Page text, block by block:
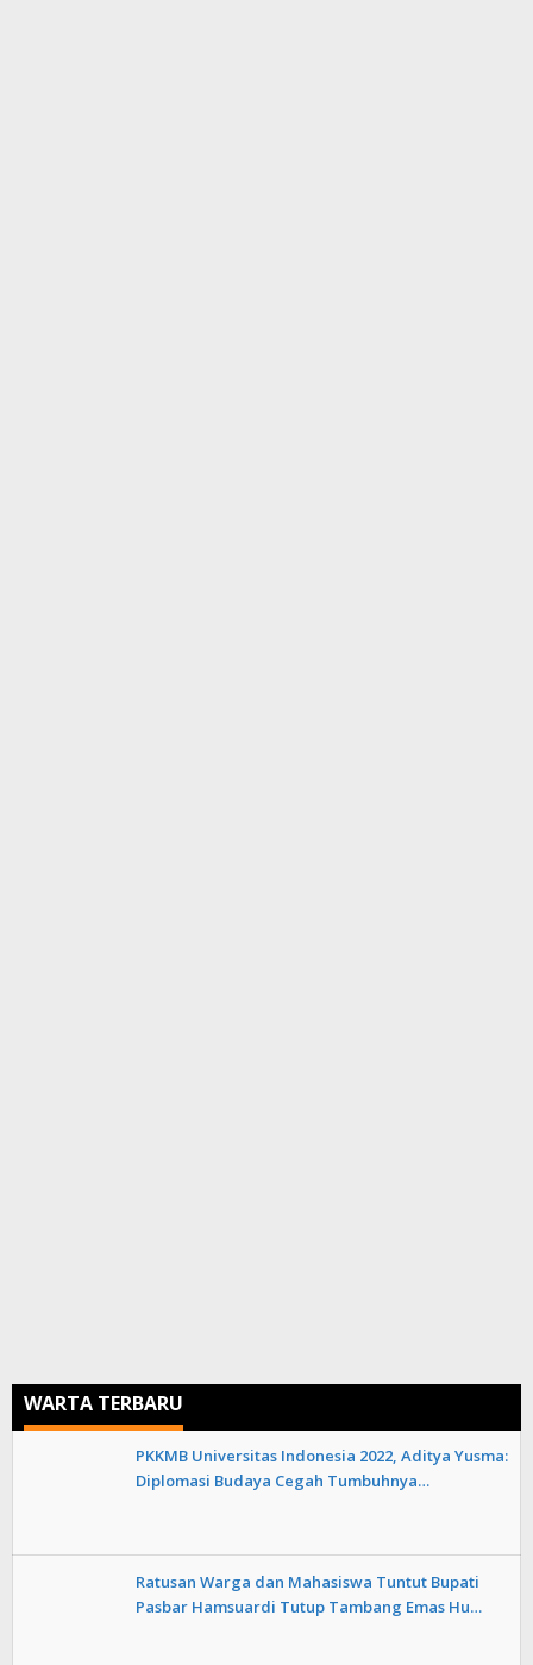
WARTA TERBARU
PKKMB Universitas Indonesia 2022, Aditya Yusma:
Diplomasi Budaya Cegah Tumbuhnya…
Ratusan Warga dan Mahasiswa Tuntut Bupati
Pasbar Hamsuardi Tutup Tambang Emas Hu…